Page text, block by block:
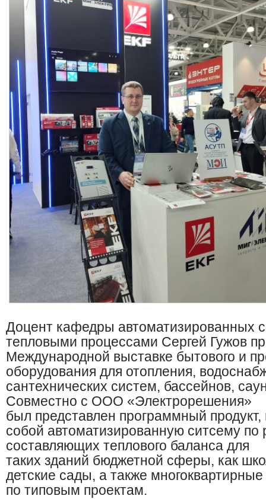
Доцент кафедры автоматизированных
тепловыми процессами Сергей Гужов
Международной выставке бытового и
оборудования для отопления,
сантехнических систем, бассейнов,
Совместно с ООО «Электрорешения»
был представлен программный
собой автоматизированную ситсему по
составляющих теплового баланса для
таких зданий бюджетной сферы, как
детские сады, а также
по типовым проектам.